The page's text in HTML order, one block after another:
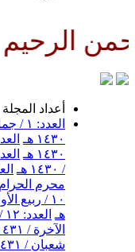
الرحيم
أعداد المجلة
العدد: ١ / جمادي الآخرة / ١٤٣٠ هـ
١٤٣٠ هـ
العدد: ٣ /
١٤٣٠ هـ
العدد: ٥ /
/ ١٤٣٠ هـ
العدد: ٧
محرم الحرام /
١٠ / ربيع الأول / ١٤٣١ هـ
هـ العدد: ١٢ / جمادي الأول / ١٤٣١ هـ
الآخرة / ١٤٣١ هـ
شعبان / ١٤٣١ هـ